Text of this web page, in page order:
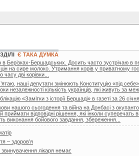
Є ТАКА ДУМКА
Берізках-Бершадських. Досить часто зустрічаю в
на сире молоко. Утримання корів у приватному
дві корівки...
наші депутати змінюють Конституцію «під
незалежності кількість українців, які живуть за
«Замітки з історії Бершаді» в газеті за 26
нашого сьогодення та війна на Донбасі з
приймати відповідні рішення, які інколи
виконання бойового завдання, збереження...
– здоров’я
звинувачення лікаря немає